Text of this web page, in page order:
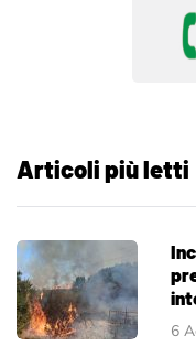
Articoli più letti
6